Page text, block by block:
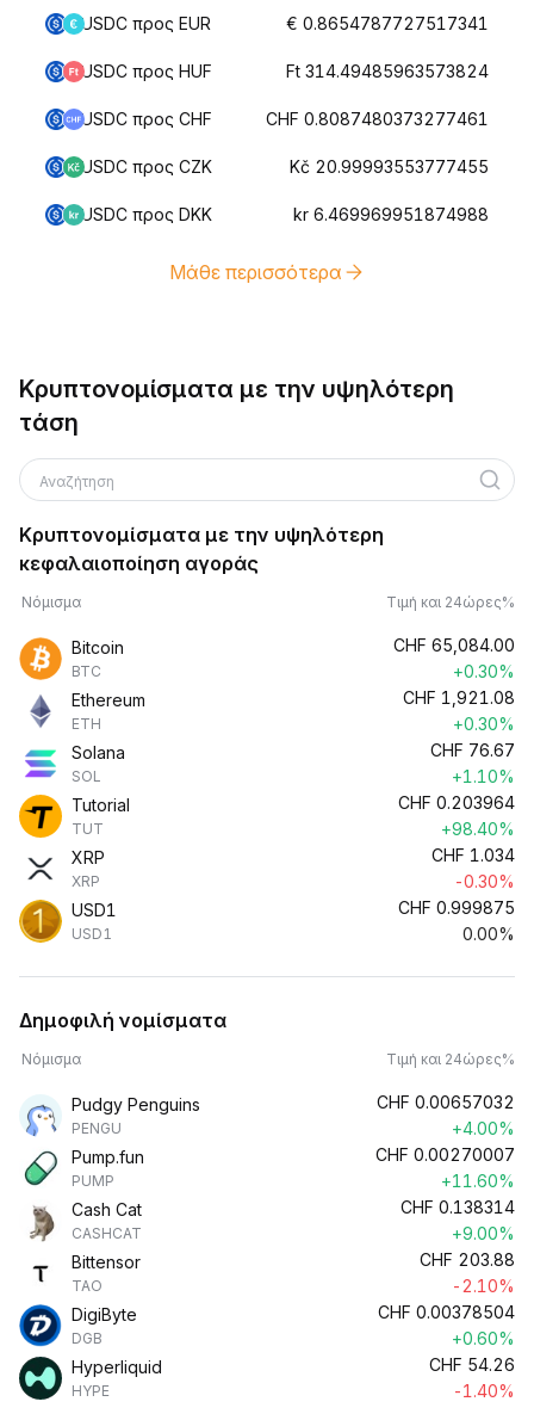
USDC προς EUR € 0.8654787727517341
USDC προς HUF Ft 314.49485963573824
USDC προς CHF CHF 0.8087480373277461
USDC προς CZK Kč 20.99993553777455
USDC προς DKK kr 6.469969951874988
Μάθε περισσότερα
Κρυπτονομίσματα με την υψηλότερη
τάση
Αναζήτηση
Κρυπτονομίσματα με την υψηλότερη
κεφαλαιοποίηση αγοράς
Νόμισμα Τιμή και 24ώρες%
Bitcoin
BTC
CHF 65,084.00
+0.30%
Ethereum
ETH
CHF 1,921.08
+0.30%
Solana
SOL
CHF 76.67
+1.10%
Tutorial
TUT
CHF 0.203964
+98.40%
XRP
XRP
CHF 1.034
-0.30%
USD1
USD1
CHF 0.999875
0.00%
Δημοφιλή νομίσματα
Νόμισμα Τιμή και 24ώρες%
Pudgy Penguins
PENGU
CHF 0.00657032
+4.00%
Pump.fun
PUMP
CHF 0.00270007
+11.60%
Cash Cat
CASHCAT
CHF 0.138314
+9.00%
Bittensor
TAO
CHF 203.88
-2.10%
DigiByte
DGB
CHF 0.00378504
+0.60%
Hyperliquid
HYPE
CHF 54.26
-1.40%